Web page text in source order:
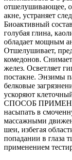
отшелушивающее,
акне, устраняет
Биоактивный
голубая глина,
обладает мощным
Отшелушивает,
комедонов.
желез. Осветляет
постакне. Энзимы
белковые
ускоряют
СПОСОБ
насыпать в
массажными
шеи, избегая
попадании в глаза
применением